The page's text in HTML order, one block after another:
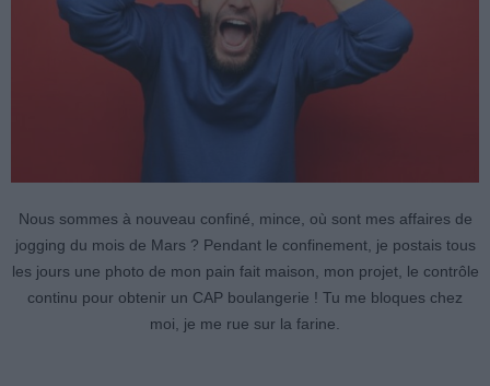
Nous sommes à nouveau confiné, mince, où sont mes affaires de
jogging du mois de Mars ? Pendant le confinement, je postais tous
les jours une photo de mon pain fait maison, mon projet, le contrôle
continu pour obtenir un CAP boulangerie ! Tu me bloques chez
moi, je me rue sur la farine.